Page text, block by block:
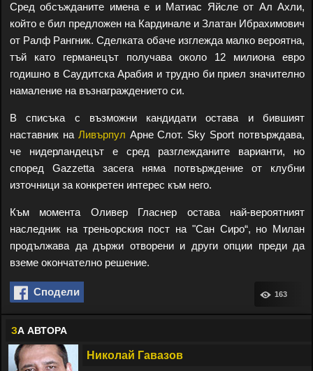
Сред обсъжданите имена е и Матиас Яйсле от Ал Ахли,
който е бил предложен на Кардинале и Златан Ибрахимович
от Ралф Рангник. Сделката обаче изглежда малко вероятна,
тъй като германецът получава около 12 милиона евро
годишно в Саудитска Арабия и трудно би приел значително
намаление на възнаграждението си.
В списъка с възможни кандидати остава и бившият
наставник на Ливърпул Арне Слот. Sky Sport потвърждава,
че нидерландецът е сред разглежданите варианти, но
според Gazzetta засега няма потвърждение от клубни
източници за конкретен интерес към него.
Към момента Оливер Гласнер остава най-вероятният
наследник на треньорския пост на "Сан Сиро“, но Милан
продължава да държи отворени и други опции преди да
вземе окончателно решение.
Сподели 163
ЗА АВТОРА
Николай Гавазов